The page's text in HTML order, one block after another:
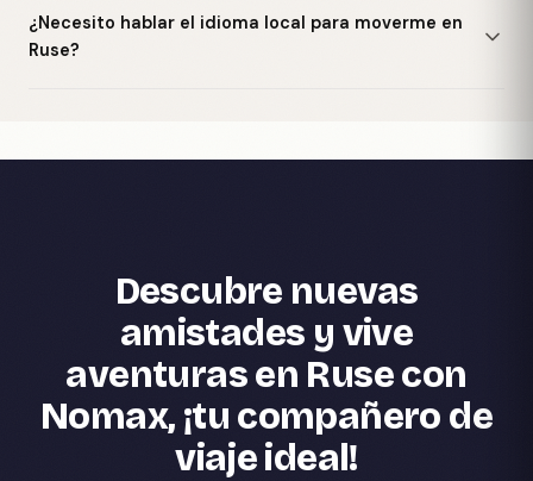
¿Necesito hablar el idioma local para moverme en
Ruse?
Descubre nuevas
amistades y vive
aventuras en Ruse con
Nomax, ¡tu compañero de
viaje ideal!